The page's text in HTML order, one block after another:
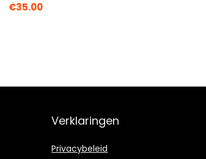
€35.00
Verklaringen
Privacybeleid